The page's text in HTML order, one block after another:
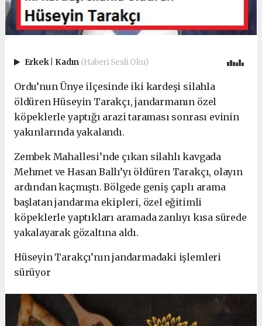
Erkek Kadın (Haberi Sesli Oku)
Ordu’nun Ünye ilçesinde iki kardeşi silahla
öldüren Hüseyin Tarakçı, jandarmanın özel
köpeklerle yaptığı arazi taraması sonrası evinin
yakınlarında yakalandı.
Zembek Mahallesi’nde çıkan silahlı kavgada
Mehmet ve Hasan Ballı’yı öldüren Tarakçı, olayın
ardından kaçmıştı. Bölgede geniş çaplı arama
başlatan jandarma ekipleri, özel eğitimli
köpeklerle yaptıkları aramada zanlıyı kısa sürede
yakalayarak gözaltına aldı.
Hüseyin Tarakçı’nın jandarmadaki işlemleri
sürüyor